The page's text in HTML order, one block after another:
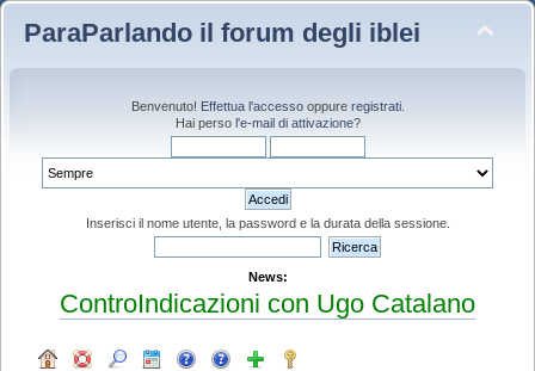
ParaParlando il forum degli iblei
Benvenuto! Effettua l'accessooppure registrati.
Hai perso l'e-mail di attivazione?
Inserisci il nome utente, la password e la durata della sessione.
News:
ControIndicazioni con Ugo Catalano